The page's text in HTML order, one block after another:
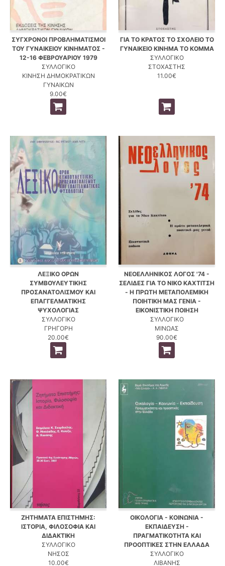
ΣΥΓΧΡΟΝΟΙ ΠΡΟΒΛΗΜΑΤΙΣΜΟΙ
ΤΟΥ ΓΥΝΑΙΚΕΙΟΥ ΚΙΝΗΜΑΤΟΣ -
12-16 ΦΕΒΡΟΥΑΡΙΟΥ 1979
ΣΥΛΛΟΓΙΚΟ
ΚΙΝΗΣΗ ΔΗΜΟΚΡΑΤΙΚΩΝ
ΓΥΝΑΙΚΩΝ
9.00€
ΓΙΑ ΤΟ ΚΡΑΤΟΣ ΤΟ ΣΧΟΛΕΙΟ ΤΟ
ΓΥΝΑΙΚΕΙΟ ΚΙΝΗΜΑ ΤΟ ΚΟΜΜΑ
ΣΥΛΛΟΓΙΚΟ
ΣΤΟΧΑΣΤΗΣ
11.00€
ΛΕΞΙΚΟ ΟΡΩΝ
ΣΥΜΒΟΥΛΕΥΤΙΚΗΣ
ΠΡΟΣΑΝΑΤΟΛΙΣΜΟΥ ΚΑΙ
ΕΠΑΓΓΕΛΜΑΤΙΚΗΣ
ΨΥΧΟΛΟΓΙΑΣ
ΣΥΛΛΟΓΙΚΟ
ΓΡΗΓΟΡΗ
20.00€
ΝΕΟΕΛΛΗΝΙΚΟΣ ΛΟΓΟΣ '74 -
ΣΕΛΙΔΕΣ ΓΙΑ ΤΟ ΝΙΚΟ ΚΑΧΤΙΤΣΗ
- Η ΠΡΩΤΗ ΜΕΤΑΠΟΛΕΜΙΚΗ
ΠΟΙΗΤΙΚΗ ΜΑΣ ΓΕΝΙΑ -
ΕΙΚΟΝΙΣΤΙΚΗ ΠΟΙΗΣΗ
ΣΥΛΛΟΓΙΚΟ
ΜΙΝΩΑΣ
90.00€
ΖΗΤΗΜΑΤΑ ΕΠΙΣΤΗΜΗΣ:
ΙΣΤΟΡΙΑ, ΦΙΛΟΣΟΦΙΑ ΚΑΙ
ΔΙΔΑΚΤΙΚΗ
ΣΥΛΛΟΓΙΚΟ
ΝΗΣΟΣ
10.00€
ΟΙΚΟΛΟΓΙΑ - ΚΟΙΝΩΝΙΑ -
ΕΚΠΑΙΔΕΥΣΗ -
ΠΡΑΓΜΑΤΙΚΟΤΗΤΑ ΚΑΙ
ΠΡΟΟΠΤΙΚΕΣ ΣΤΗΝ ΕΛΛΑΔΑ
ΣΥΛΛΟΓΙΚΟ
ΛΙΒΑΝΗΣ